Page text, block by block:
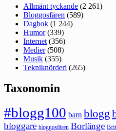
Allmänt tyckande (2 261)
Bloggosfären (589)
Dagbok (1 244)
Humor(339)
Internet (356)
Medier(508)
Musik (355)
Tekniknörderi (265)
Taxonomin
#blogg100 barn blogg
bloggare bloggosfären Borlänge